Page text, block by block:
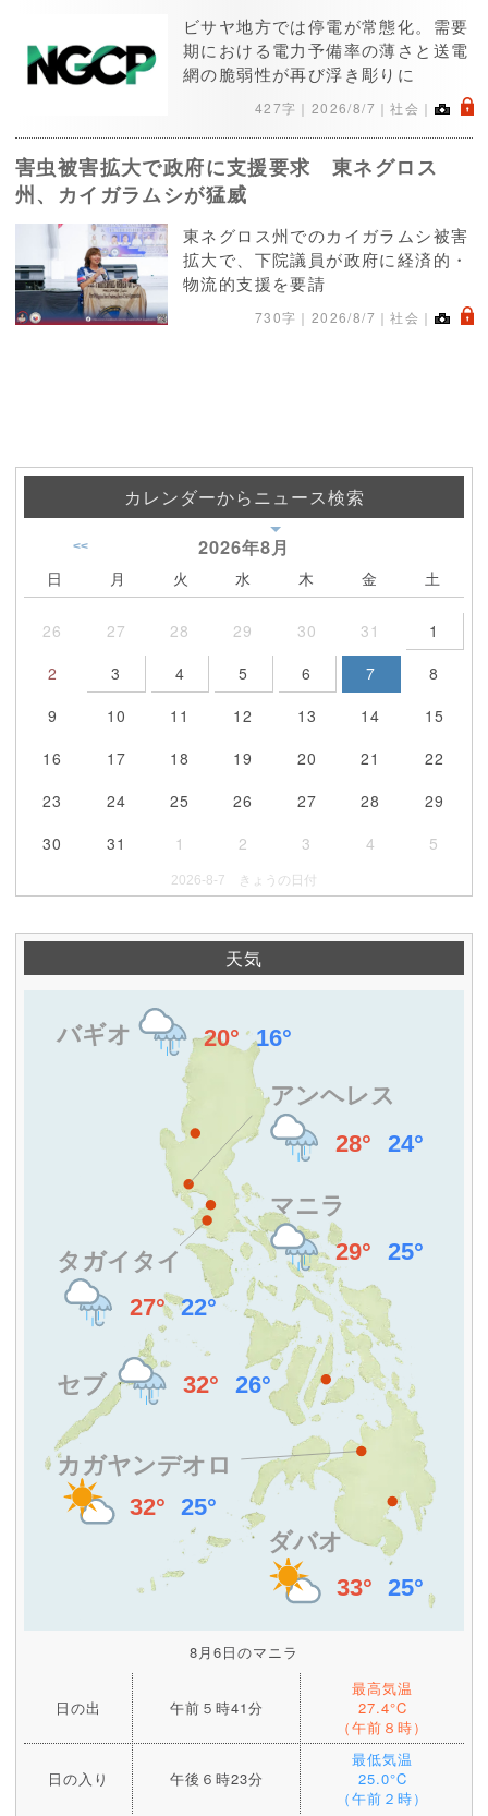
ビサヤ地方では停電が常態化。需要
期における電力予備率の薄さと送電
網の脆弱性が再び浮き彫りに
427字｜ 2026/8/7 ｜社会｜ .
害虫被害拡大で政府に支援要求 東ネグロス
州、カイガラムシが猛威
東ネグロス州でのカイガラムシ被害
拡大で、下院議員が政府に経済的・
物流的支援を要請
730字｜ 2026/8/7 ｜社会｜ .
カレンダーからニュース検索
2026年8月
<<
日 月 火 水 木 金 土
26 27 28 29 30 31
1
2
3 4 5 6 7
8
9
10 11 12 13 14
15
16
17 18 19 20 21
22
23
24 25 26 27 28
29
30
31 1 2 3 4 5
2026-8-7 きょうの日付
天気
8月6日のマニラ
日の出 午前５時41分
最高気温
27.4°C
（午前８時）
日の入り 午後６時23分
最低気温
25.0°C
（午前２時）